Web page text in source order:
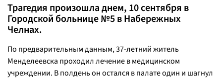
Трагедия произошла днем, 10 сентября в
Городской больнице №5 в Набережных
Челнах.
По предварительным данным, 37-летний житель
Менделеевска проходил лечение в медицинском
учреждении. В полдень он остался в палате один и шагнул